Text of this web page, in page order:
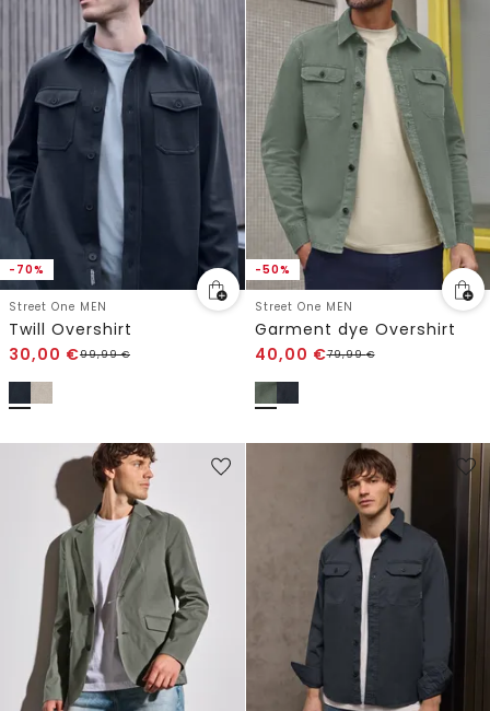
-70%
Street One MEN
Twill Overshirt
30,00 €99,99€
-50%
Street One MEN
Garment dye Overshirt
40,00 €79,99€